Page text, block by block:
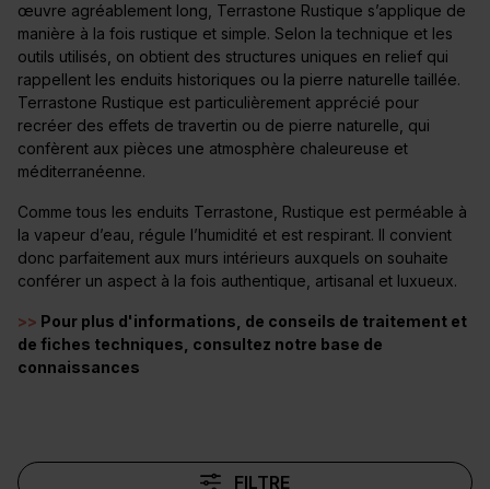
œuvre agréablement long, Terrastone Rustique s’applique de
manière à la fois rustique et simple. Selon la technique et les
outils utilisés, on obtient des structures uniques en relief qui
rappellent les enduits historiques ou la pierre naturelle taillée.
Terrastone Rustique est particulièrement apprécié pour
recréer des effets de travertin ou de pierre naturelle, qui
confèrent aux pièces une atmosphère chaleureuse et
méditerranéenne.
Comme tous les enduits Terrastone, Rustique est perméable à
la vapeur d’eau, régule l’humidité et est respirant. Il convient
donc parfaitement aux murs intérieurs auxquels on souhaite
conférer un aspect à la fois authentique, artisanal et luxueux.
>> Pour plus d'informations, de conseils de traitement et
de fiches techniques, consultez notre base de
connaissances
FILTRE